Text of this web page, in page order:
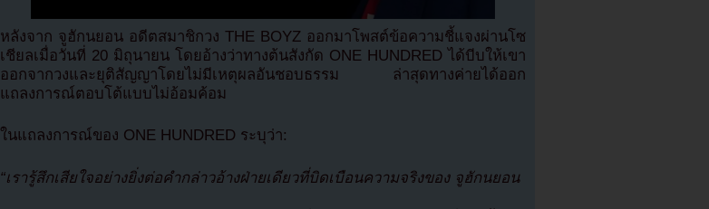
หลังจาก จูฮักนยอน อดีตสมาชิกวง THE BOYZ ออกมาโพสต์ข้อความชี้แจงผ่านโซ
เชียลเมื่อวันที่ 20 มิถุนายน โดยอ้างว่าทางต้นสังกัด ONE HUNDRED ได้บีบให้เขา
ออกจากวงและยุติสัญญาโดยไม่มีเหตุผลอันชอบธรรม ล่าสุดทางค่ายได้ออก
แถลงการณ์ตอบโต้แบบไม่อ้อมค้อม
ในแถลงการณ์ของ ONE HUNDRED ระบุว่า:
“เรารู้สึกเสียใจอย่างยิ่งต่อคำกล่าวอ้างฝ่ายเดียวที่บิดเบือนความจริงของ จูฮักนยอน